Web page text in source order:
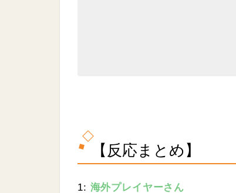
【反応まとめ】
1: 海外プレイヤーさん